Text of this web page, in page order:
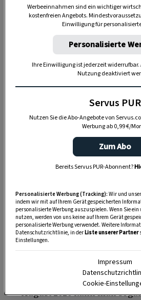
zahlreiche weitere Angebote
abwechslungsreiche
Waldrutschenpark– Fünf
führen im
Bergstation der
und sorgen für jede Menge
Waldseilgarten Natrun –
Höhe schwingen sich die
Waldseingarten Natrun
Baumkronen hindurch und
umliegende Natur aus der
verschiedenen
Minigolf bei der
Menge Geschicklichkeit
geht es auf der
Talstation der Natrunbahn.
darauf, bespielt zu werden.
August 2026 kann man
Werbeeinnahmen sind ein wichtiger
kostenfreien Angebots.
Einwilligung für
Personalisierte
Ihre Einwilligung ist jederzeit
Nutzung deaktiviert
Servus PUR
Nutzen Sie die Abo-Angebote von
Werbung ab 0,99 €/
Zum Abo
Bereits Servus PUR-Abonnent?
Personalisierte Werbung (Tracking): Wir und
indem wir mit auf Ihrem Gerät gespeicherten
personalisierte Werbung auszuspielen. Wenn Sie
nutzen, werden von uns keine auf Ihrem Gerät
personalisierte Werbung verwendet. Weitere
Datenschutzrichtlinie, in derListe unserer Partner
Einstellungen.
Impressum
Cookie-